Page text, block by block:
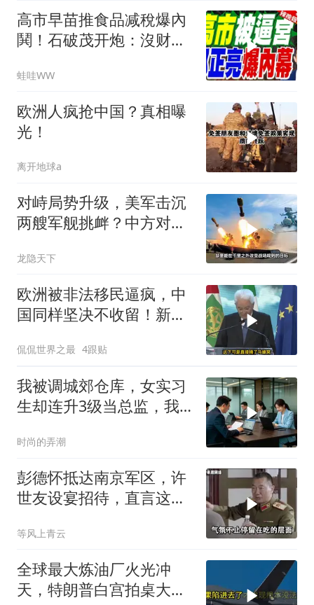
高市早苗推食品减稅爆內
鬨！石破茂开炮：沒财源
民.孙大千｜辣晚报
20260804
蛙哇WW
欧洲人疯抢中国？真相曝
光！
离开地球a
对峙局势升级，美军击沉
两艘军舰挑衅？中方对美
龙隐天下
欧洲被非法移民逼疯，中
国同样坚决不收留！新规
侃侃世界之最 4跟贴
我被调城郊仓库，女实习
生却连升3级当总监，我
时尚的弄潮
彭德怀抵达南京军区，许
世友设宴招待，直言这是
等风上青云
全球最大炼油厂火光冲
天，特朗普白宫拍桌大